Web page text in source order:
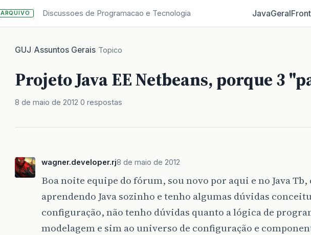
ARQUIVO Discussoes de Programacao e Tecnologia JavaGeral
GUJ/Assuntos Gerais/Topico
Projeto Java EE Netbeans, porque 3
8 de maio de 2012 0 respostas
wagner.developer.rj8 de maio de 2012
Boa noite equipe do fórum, sou novo por aqui e no Java Tb,
aprendendo Java sozinho e tenho algumas dúvidas
configuração, não tenho dúvidas quanto a lógica de
modelagem e sim ao universo de configuração e